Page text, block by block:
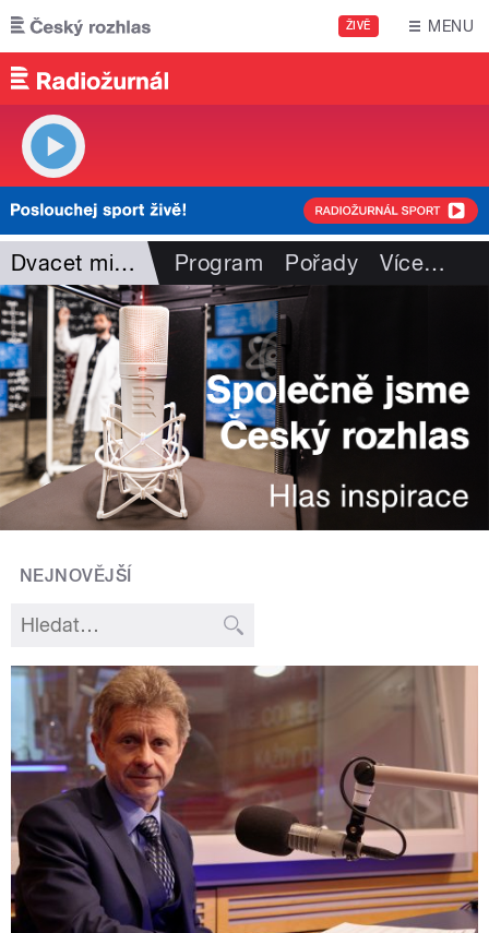
Přejít k hlavnímu obsahu
ŽIVĚ MENU
Dvacet minut Radiožurnálu Program Pořady Více…
NEJNOVĚJŠÍ